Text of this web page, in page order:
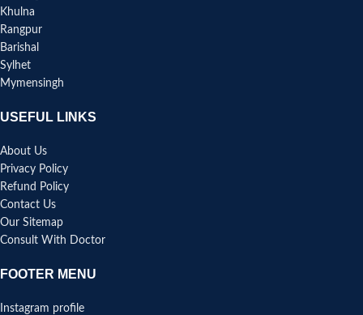
Khulna
Rangpur
Barishal
Sylhet
Mymensingh
USEFUL LINKS
About Us
Privacy Policy
Refund Policy
Contact Us
Our Sitemap
Consult With Doctor
FOOTER MENU
Instagram profile